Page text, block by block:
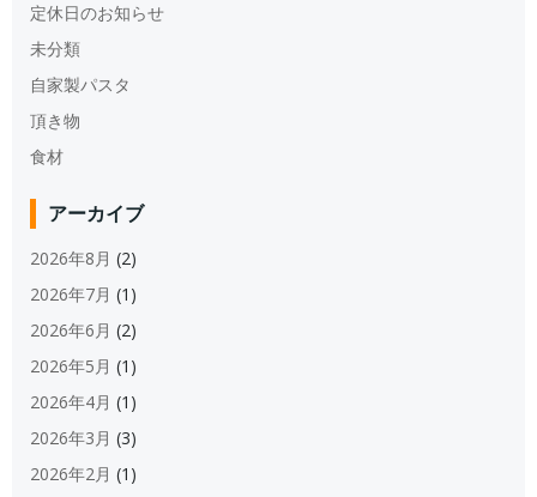
定休日のお知らせ
未分類
自家製パスタ
頂き物
食材
アーカイブ
2026年8月 (2)
2026年7月 (1)
2026年6月 (2)
2026年5月 (1)
2026年4月 (1)
2026年3月 (3)
2026年2月 (1)